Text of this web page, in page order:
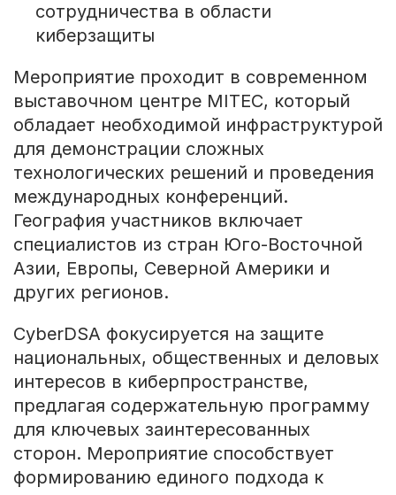
сотрудничества в области
киберзащиты
Мероприятие проходит в современном
выставочном центре MITEC, который
обладает необходимой инфраструктурой
для демонстрации сложных
технологических решений и проведения
международных конференций.
География участников включает
специалистов из стран Юго-Восточной
Азии, Европы, Северной Америки и
других регионов.
CyberDSA фокусируется на защите
национальных, общественных и деловых
интересов в киберпространстве,
предлагая содержательную программу
для ключевых заинтересованных
сторон. Мероприятие способствует
формированию единого подхода к